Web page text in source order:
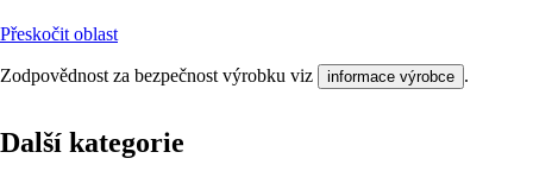
Přeskočit oblast
Zodpovědnost za bezpečnost výrobku viz informace výrobce .
Další kategorie